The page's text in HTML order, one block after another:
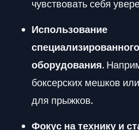
чувствовать себя
Использование
специализированного
оборудования.
боксерских мешков
для прыжков.
Фокус на технику и